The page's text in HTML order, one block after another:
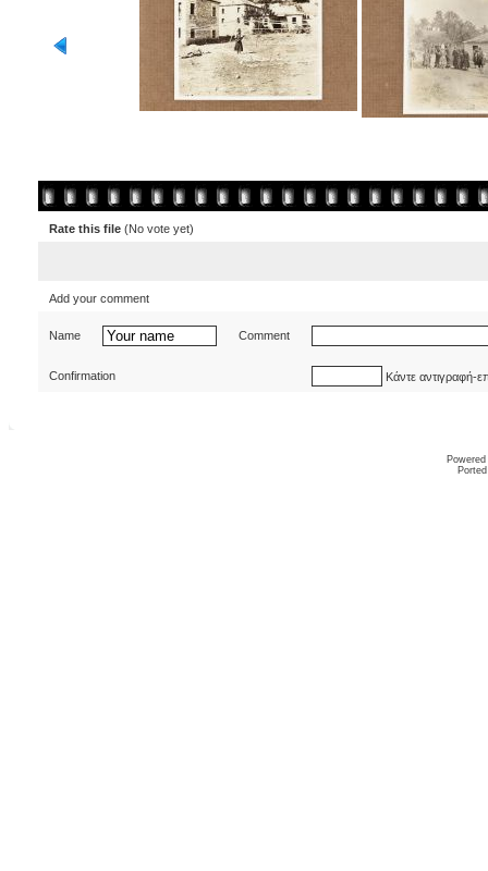
Rate this file (No vote yet)
Add your comment
Name Comment
Confirmation Κάντε αντιγραφή-